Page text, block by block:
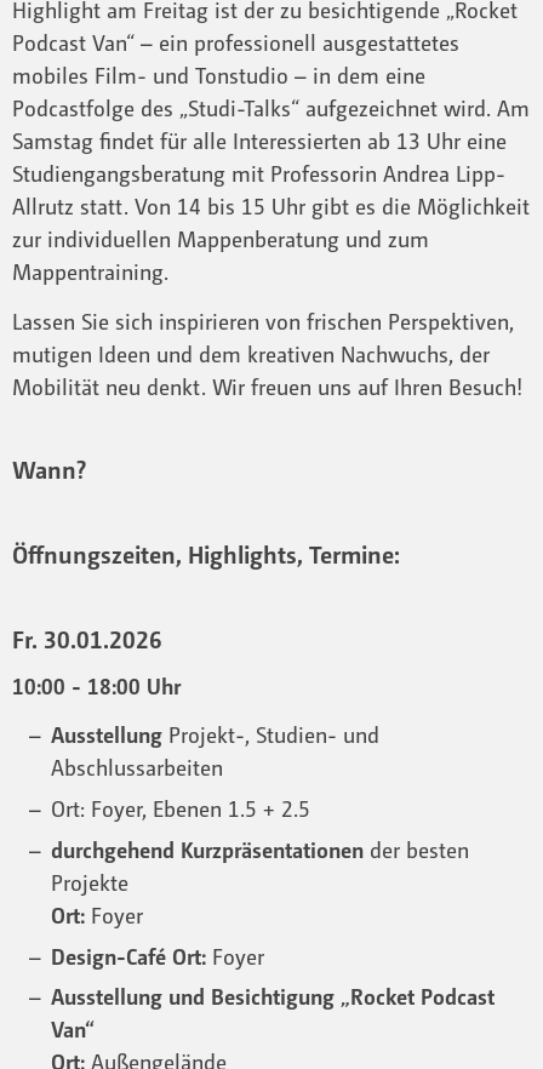
Highlight am Freitag ist der zu besichtigende „Rocket
Podcast Van“ – ein professionell ausgestattetes
mobiles Film- und Tonstudio – in dem eine
Podcastfolge des „Studi-Talks“ aufgezeichnet wird. Am
Samstag findet für alle Interessierten ab 13 Uhr eine
Studiengangsberatung mit Professorin Andrea Lipp-
Allrutz statt. Von 14 bis 15 Uhr gibt es die Möglichkeit
zur individuellen Mappenberatung und zum
Mappentraining.
Lassen Sie sich inspirieren von frischen Perspektiven,
mutigen Ideen und dem kreativen Nachwuchs, der
Mobilität neu denkt. Wir freuen uns auf Ihren Besuch!
Wann?
Öffnungszeiten, Highlights, Termine:
Fr. 30.01.2026
10:00 - 18:00 Uhr
AusstellungProjekt-, Studien- und
Abschlussarbeiten
Ort: Foyer, Ebenen 1.5 + 2.5
durchgehend Kurzpräsentationender besten
Projekte
Ort:Foyer
Design-Café Ort:Foyer
Ausstellung und Besichtigung „Rocket Podcast
Van“
Ort:Außengelände